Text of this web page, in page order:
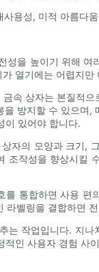
용성, 미적 아름다
성을 높이기 위해
열기에는 어렵지
속 상자는 본질적
방지할 수 있으며
이 있어야 합니다.
자의 모양과 크기,
조작성을 향상시킬
를 통합하면 사용
라벨링을 결합하면
는 작업입니다. 지
인 사용자 경험 사